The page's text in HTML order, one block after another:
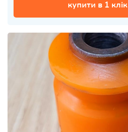
купити в 1 клік